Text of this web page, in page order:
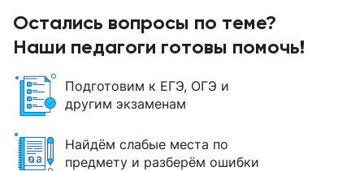
Остались вопросы по теме?
Наши педагоги готовы помочь!
Подготовим к ЕГЭ, ОГЭ и
другим экзаменам
Найдём слабые места по
предмету и разберём ошибки